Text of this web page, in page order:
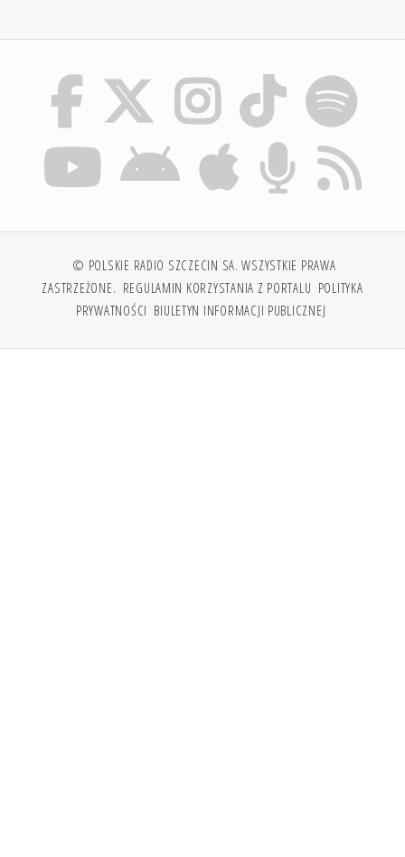
© POLSKIE RADIO SZCZECIN SA. WSZYSTKIE PRAWA
ZASTRZEŻONE. REGULAMIN KORZYSTANIA Z PORTALU POLITYKA
PRYWATNOŚCI BIULETYN INFORMACJI PUBLICZNEJ